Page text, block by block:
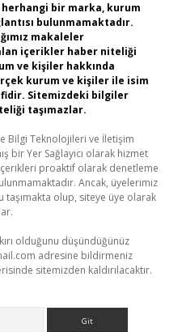
bir marka, kurum
bulunmamaktadır.
makaleler
içerikler haber niteliği
ve kişiler hakkında
kurum ve kişiler ile isim
Sitemizdeki bilgiler
taşımazlar.
Bilgi Teknolojileri ve İletişim
bir Yer Sağlayıcı olarak hizmet
proaktif olarak denetleme
Ancak, üyelerimiz
taşımakta olup, siteye üye olarak
olduğunu düşündüğünüz
adresine bildirmeniz
sitemizden kaldırılacaktır.